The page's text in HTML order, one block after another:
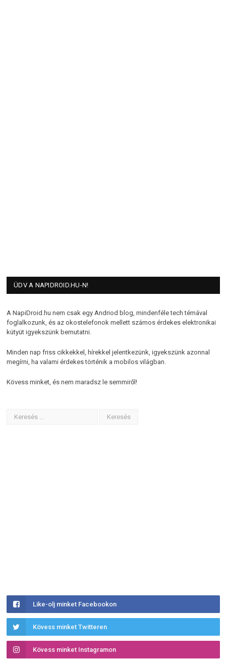
ÜDV A NAPIDROID.HU-N!
A NapiDroid.hu nem csak egy Andriod blog, mindenféle tech témával
foglalkozunk, és az okostelefonok mellett számos érdekes elektronikai
kütyüt igyekszünk bemutatni.
Minden nap friss cikkekkel, hírekkel jelentkezünk, igyekszünk azonnal
megírni, ha valami érdekes történik a mobilos világban.
Kövess minket, és nem maradsz le semmiről!
Like-olj minket Facebookon
Kövess minket Twitteren
Kövess minket Instagramon